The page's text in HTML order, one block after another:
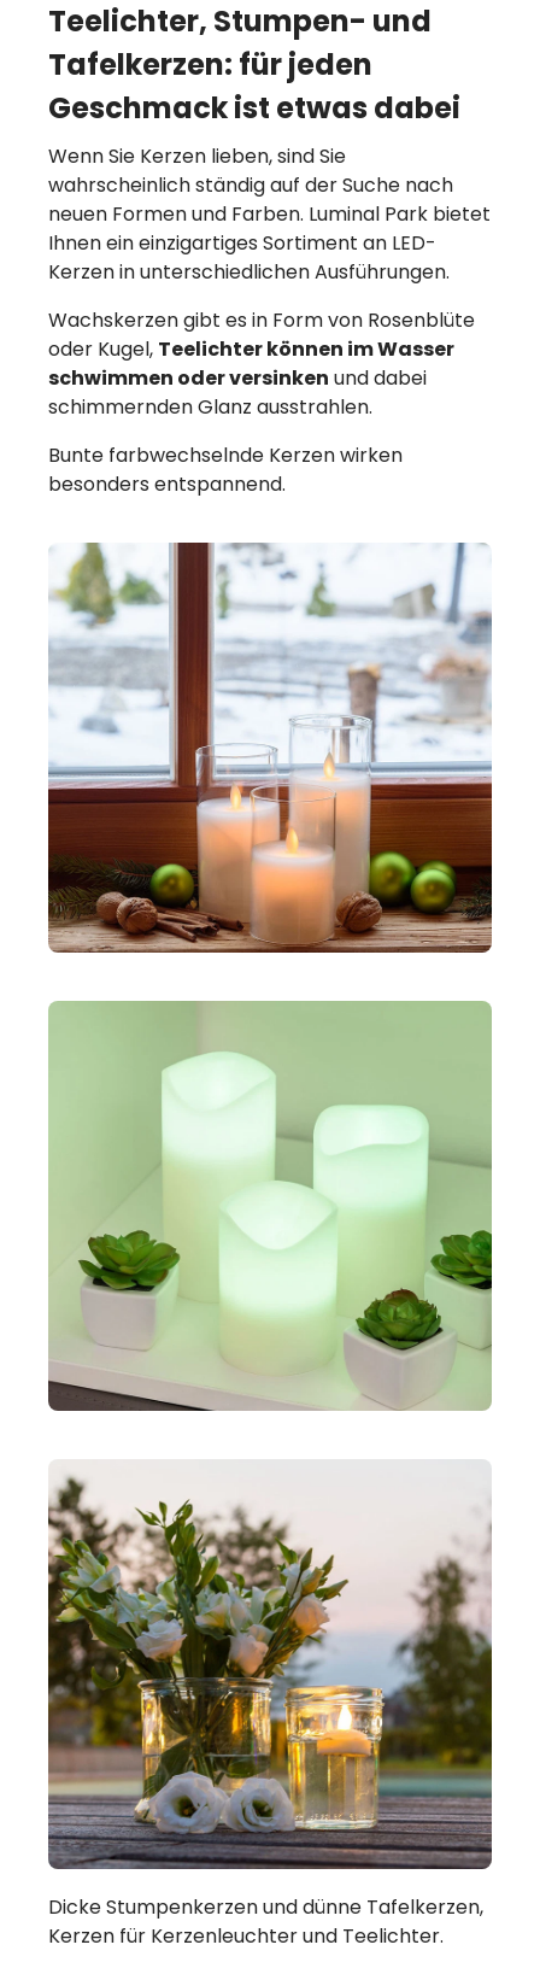
Teelichter, Stumpen- und
Tafelkerzen: für jeden
Geschmack ist etwas dabei
Wenn Sie Kerzen lieben, sind Sie
wahrscheinlich ständig auf der Suche nach
neuen Formen und Farben. Luminal Park bietet
Ihnen ein einzigartiges Sortiment an LED-
Kerzen in unterschiedlichen Ausführungen.
Wachskerzen gibt es in Form von Rosenblüte
oder Kugel, Teelichter können im Wasser
schwimmen oder versinken und dabei
schimmernden Glanz ausstrahlen.
Bunte farbwechselnde Kerzen wirken
besonders entspannend.
Dicke Stumpenkerzen und dünne Tafelkerzen,
Kerzen für Kerzenleuchter und Teelichter.